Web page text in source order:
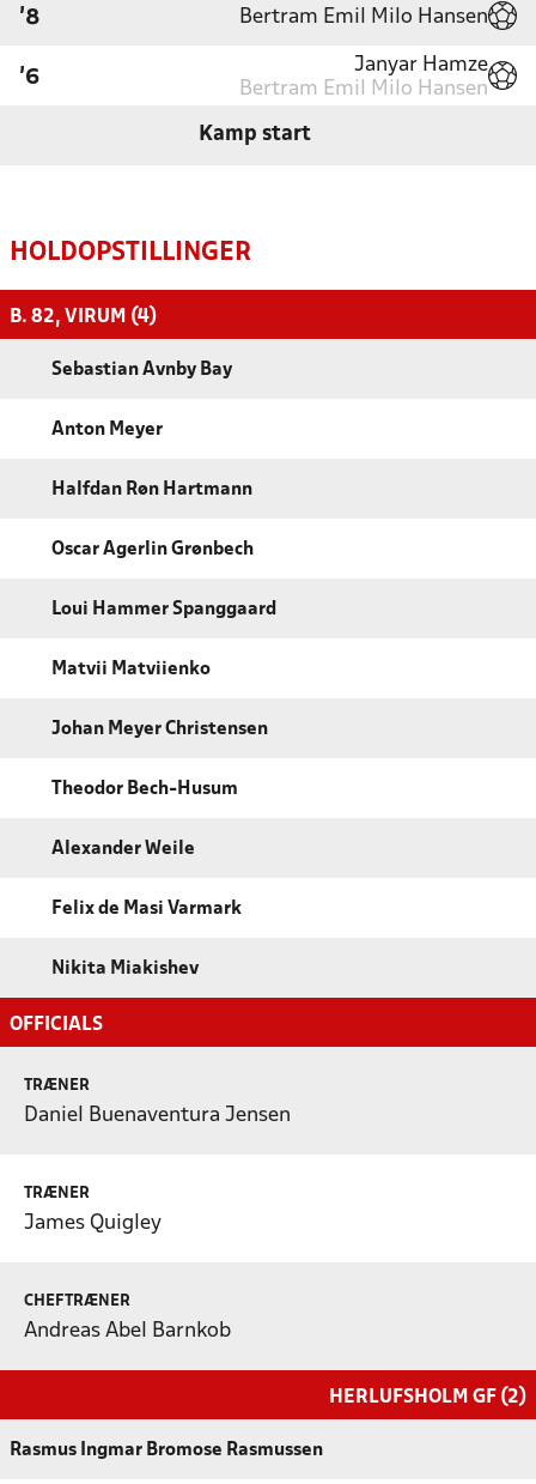
'8 Bertram Emil Milo Hansen
'6
Janyar Hamze
Bertram Emil Milo Hansen
Kamp start
HOLDOPSTILLINGER
B. 82, VIRUM (4)
Sebastian Avnby Bay
Anton Meyer
Halfdan Røn Hartmann
Oscar Agerlin Grønbech
Loui Hammer Spanggaard
Matvii Matviienko
Johan Meyer Christensen
Theodor Bech-Husum
Alexander Weile
Felix de Masi Varmark
Nikita Miakishev
OFFICIALS
TRÆNER
Daniel Buenaventura Jensen
TRÆNER
James Quigley
CHEFTRÆNER
Andreas Abel Barnkob
HERLUFSHOLM GF (2)
Rasmus Ingmar Bromose Rasmussen